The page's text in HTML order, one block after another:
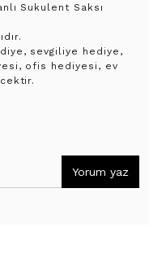
Sukulent Saksı
sevgiliye hediye,
ofis hediyesi, ev
Yorum yaz